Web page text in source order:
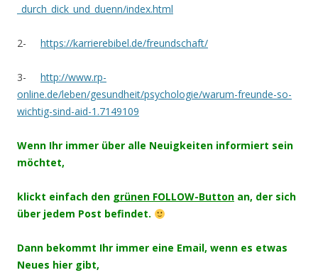
_durch_dick_und_duenn/index.html
2- https://karrierebibel.de/freundschaft/
3- http://www.rp-
online.de/leben/gesundheit/psychologie/warum-freunde-so-
wichtig-sind-aid-1.7149109
Wenn Ihr immer über alle Neuigkeiten informiert sein
möchtet,
klickt einfach den grünen FOLLOW-Button an, der sich
über jedem Post befindet.
Dann bekommt Ihr immer eine Email, wenn es etwas
Neues hier gibt,